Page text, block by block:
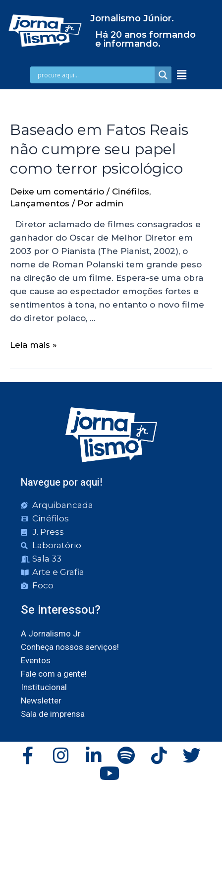
Jornalismo Júnior.
Há 20 anos formando
e informando.
Baseado em Fatos Reais
não cumpre seu papel
como terror psicológico
Deixe um comentário / Cinéfilos,
Lançamentos / Por admin
Diretor aclamado de filmes consagrados e
ganhador do Oscar de Melhor Diretor em
2003 por O Pianista (The Pianist, 2002), o
nome de Roman Polanski tem grande peso
na direção de um filme. Espera-se uma obra
que cause ao espectador emoções fortes e
sentimentos à tona, no entanto o novo filme
do diretor polaco, …
Leia mais »
Navegue por aqui!
Arquibancada
Cinéfilos
J. Press
Laboratório
Sala 33
Arte e Grafia
Foco
Se interessou?
A Jornalismo Jr
Conheça nossos serviços!
Eventos
Fale com a gente!
Institucional
Newsletter
Sala de imprensa